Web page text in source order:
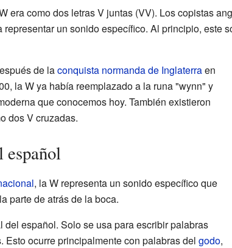
era como dos letras V juntas (VV). Los copistas
representar un sonido específico. Al principio, este
de laconquista normanda de Inglaterraen
la W ya había reemplazado a la runa "wynn" y
que conocemos hoy. También existieron
dos V cruzadas.
español
, la W representa un sonido específico que
parte de atrás de la boca.
del español. Solo se usa para escribir palabras
Esto ocurre principalmente con palabras del godo,